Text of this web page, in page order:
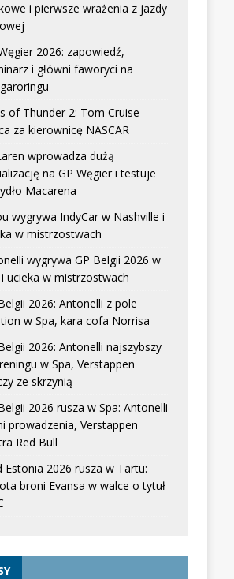
i pierwsze wrażenia z jazdy
2026: zapowiedź,
i główni faworyci na
of Thunder 2: Tom Cruise
za kierownicę NASCAR
wprowadza dużą
na GP Węgier i testuje
Macarena
wygrywa IndyCar w Nashville i
w mistrzostwach
wygrywa GP Belgii 2026 w
i ucieka w mistrzostwach
2026: Antonelli z pole
w Spa, kara cofa Norrisa
2026: Antonelli najszybszy
w Spa, Verstappen
ze skrzynią
2026 rusza w Spa: Antonelli
prowadzenia, Verstappen
Red Bull
Estonia 2026 rusza w Tartu:
broni Evansa w walce o tytuł